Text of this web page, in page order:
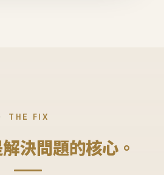
THE FIX
決問題的核心。